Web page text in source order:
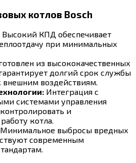
котлов Bosch
Высокий КПД обеспечивает
при минимальных
из высококачественных
долгий срок службы
внешним воздействиям.
Интеграция с
системами управления
и
котла.
Минимальное выбросы вредных
современным